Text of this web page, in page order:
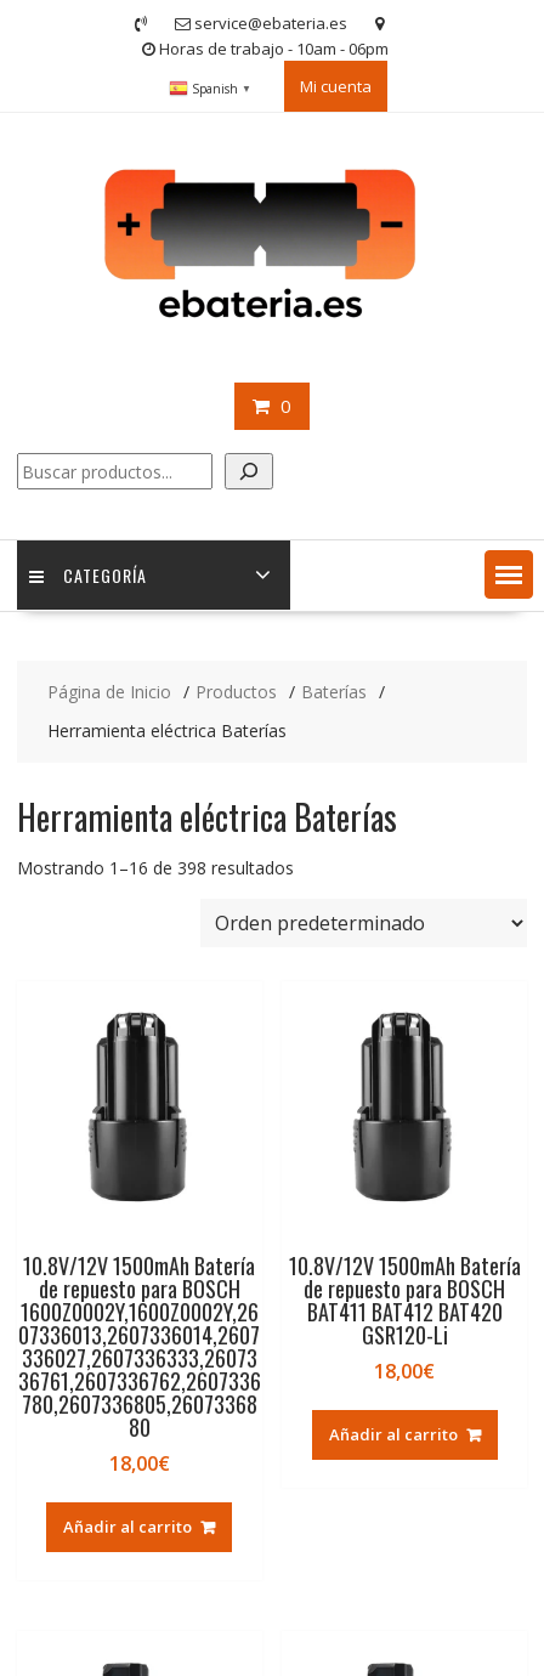
service@ebateria.es
Horas de trabajo - 10am - 06pm
Spanish ▼ Mi cuenta
0
Buscar
CATEGORÍA
Página de Inicio Productos
Baterías
Herramienta eléctrica Baterías
Herramienta eléctrica Baterías
Mostrando 1–16 de 398 resultados
10.8V/12V 1500mAh Batería
de repuesto para BOSCH
1600Z0002Y,1600Z0002Y,26
07336013,2607336014,2607
336027,2607336333,26073
36761,2607336762,2607336
780,2607336805,26073368
80
18,00€
Añadir al carrito
10.8V/12V 1500mAh Batería
de repuesto para BOSCH
BAT411 BAT412 BAT420
GSR120-Li
18,00€
Añadir al carrito